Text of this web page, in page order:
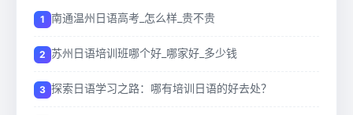
南通温州日语高考_怎么样_贵不贵
苏州日语培训班哪个好_哪家好_多少钱
探索日语学习之路：哪有培训日语的好去处？